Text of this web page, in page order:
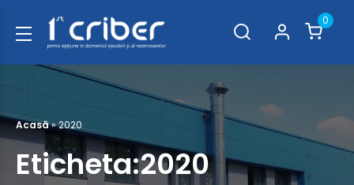
0
Acasă»2020
Eticheta:2020